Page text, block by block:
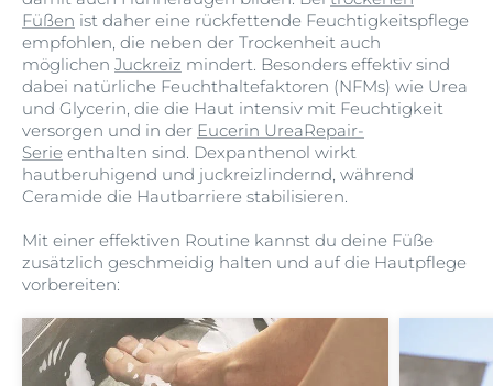
Füßen ist daher eine rückfettende Feuchtigkeitspflege
empfohlen, die neben der Trockenheit auch
möglichen Juckreiz mindert. Besonders effektiv sind
dabei natürliche Feuchthaltefaktoren (NFMs) wie Urea
und Glycerin, die die Haut intensiv mit Feuchtigkeit
versorgen und in der Eucerin UreaRepair-
Serie enthalten sind. Dexpanthenol wirkt
hautberuhigend und juckreizlindernd, während
Ceramide die Hautbarriere stabilisieren.
Mit einer effektiven Routine kannst du deine Füße
zusätzlich geschmeidig halten und auf die Hautpflege
vorbereiten: